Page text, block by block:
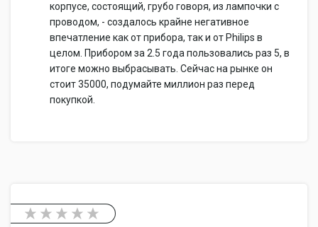
корпусе, состоящий, грубо говоря, из лампочки с
проводом, - создалось крайне негативное
впечатление как от прибора, так и от Philips в
целом. Прибором за 2.5 года пользовались раз 5, в
итоге можно выбрасывать. Сейчас на рынке он
стоит 35000, подумайте миллион раз перед
покупкой.